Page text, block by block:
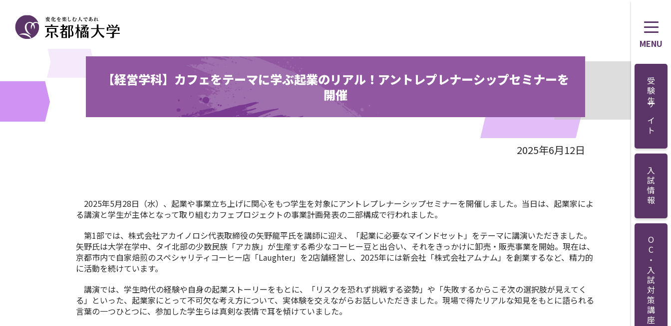
MENU
受験生サイト
入試情報
OC・入試対策講座
【経営学科】カフェをテーマに学ぶ起業のリアル！アントレプレナーシップセミナーを
開催
2025年6月12日
2025年5月28日（水）、起業や事業立ち上げに関心をもつ学生を対象にアントレプレナーシップセミナーを開催しました。当日は、起業家によ
る講演と学生が主体となって取り組むカフェプロジェクトの事業計画発表の二部構成で行われました。
第1部では、株式会社アカイノロシ代表取締役の矢野龍平氏を講師に迎え、「起業に必要なマインドセット」をテーマに講演いただきました。
矢野氏は大学在学中、タイ北部の少数民族「アカ族」が生産する希少なコーヒー豆と出合い、それをきっかけに卸売・販売事業を開始。現在は、
京都市内で自家焙煎のスペシャリティコーヒー店「Laughter」を2店舗経営し、 2025年には新会社「株式会社アムナム」を創業するなど、精力的
に活動を続けています。
講演では、学生時代の経験や自身の起業ストーリーをもとに、「リスクを恐れず挑戦する姿勢」や「失敗するからこそ次の選択肢が見えてく
る」といった、起業家にとって不可欠な考え方について、実体験を交えながらお話しいただきました。現場で得たリアルな知見をもとに語られる
言葉の一つひとつに、参加した学生らは真剣な表情で耳を傾けていました。